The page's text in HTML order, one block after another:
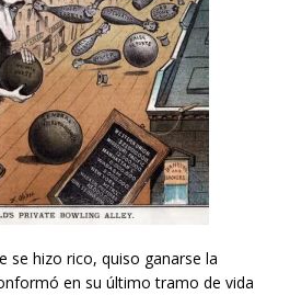
se hizo rico, quiso ganarse la
en su último tramo de vida